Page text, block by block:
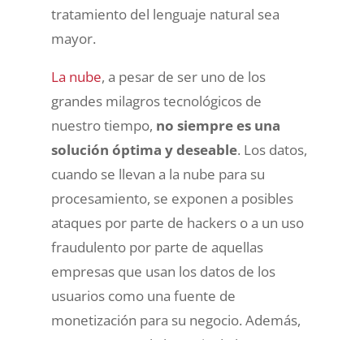
tratamiento del lenguaje natural sea
mayor.
La nube, a pesar de ser uno de los
grandes milagros tecnológicos de
nuestro tiempo, no siempre es una
solución óptima y deseable. Los datos,
cuando se llevan a la nube para su
procesamiento, se exponen a posibles
ataques por parte de hackers o a un uso
fraudulento por parte de aquellas
empresas que usan los datos de los
usuarios como una fuente de
monetización para su negocio. Además,